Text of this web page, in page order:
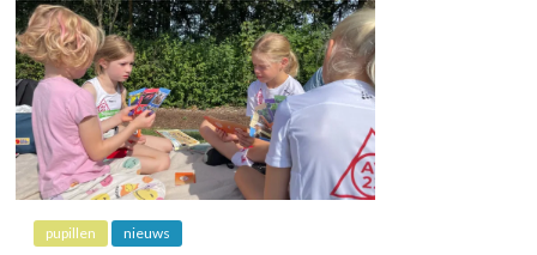
pupillen nieuws